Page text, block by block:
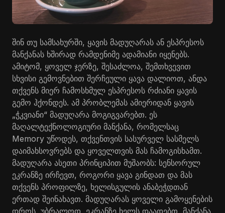
შინ თუ სამსახურში, ყავის მადუღარას ან ესპრესოს
მანქანას ხშირად რამდენიმე ადამიანი იყენებს.
ამიტომ, ყოველ ჯერზე, შესაძლოა, შემთხვევით
სხვისი გემოვნებით შერჩეული ყავა დალიოთ, ანდა
თქვენს მიერ ჩამოსხმულ ესპრესოს რძიანი ყავის
გემო ჰქონდეს. ამ პრობლემას ამიერიდან ყავის
„ჭკვიანი“ მადუღარა მოგიგვარებთ. ეს
მაღალტექნოლოგიური მანქანა, რომელსაც
Memory უწოდეს, თქვენთვის სასურველ სასმელს
დაიმახსოვრებს და ყოველთვის მას ჩამოგისხამთ.
მადუღარა ასეთი პრინციპით მუშაობს: სენსორულ
ეკრანზე ირჩევთ, როგორი ყავა გინდათ და მას
თქვენს პროფილზე, ხელისგულის ანაბეჭდთან
ერთად შეინახავთ. მადუღარას ყოველი გამოყენების